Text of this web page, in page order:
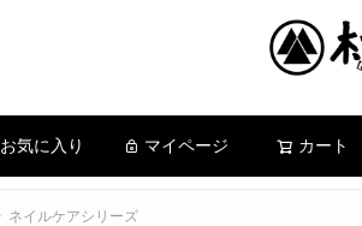
お気に入り マイページ カート
ネイルケアシリーズ